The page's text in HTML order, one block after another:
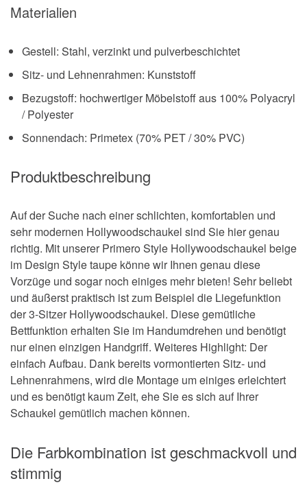
Materialien
Gestell: Stahl, verzinkt und pulverbeschichtet
Sitz- und Lehnenrahmen: Kunststoff
Bezugstoff: hochwertiger Möbelstoff aus 100% Polyacryl
/ Polyester
Sonnendach: Primetex (70% PET / 30% PVC)
Produktbeschreibung
Auf der Suche nach einer schlichten, komfortablen und
sehr modernen Hollywoodschaukel sind Sie hier genau
richtig. Mit unserer Primero Style Hollywoodschaukel beige
im Design Style taupe könne wir Ihnen genau diese
Vorzüge und sogar noch einiges mehr bieten! Sehr beliebt
und äußerst praktisch ist zum Beispiel die Liegefunktion
der 3-Sitzer Hollywoodschaukel. Diese gemütliche
Bettfunktion erhalten Sie im Handumdrehen und benötigt
nur einen einzigen Handgriff. Weiteres Highlight: Der
einfach Aufbau. Dank bereits vormontierten Sitz- und
Lehnenrahmens, wird die Montage um einiges erleichtert
und es benötigt kaum Zeit, ehe Sie es sich auf Ihrer
Schaukel gemütlich machen können.
Die Farbkombination ist geschmackvoll und
stimmig